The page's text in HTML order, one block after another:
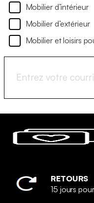
Mobilier d’intérieur
Mobilier d’extérieur
Mobilier et loisirs
RETOURS
15 jours